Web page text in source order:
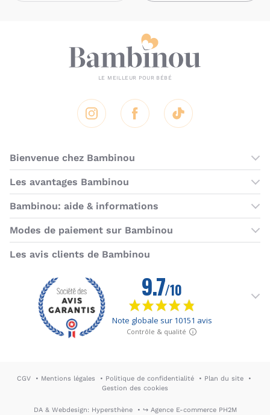
Instagram Facebook Tik Tok
Bienvenue chez Bambinou
Les boutiques Bambinou
Boutique Bambinou Paris
L'équipe Bambinou
Les avantages Bambinou
Bons plans Bambinou
Cartes cadeaux
Programme de fidélité
Bambinou: aide & informations
Contactez-nous
Horaires du service client
Livraisons et retours
Moyens de paiement
Dictionnaire de la puériculture
Rétractation
Modes de paiement sur Bambinou
Les avis clients de Bambinou
CGV Mentions légales Politique de confidentialité
Plan du site
Gestion des cookies
DA & Webdesign: Hypersthène ↪ Agence E-commerce PH2M